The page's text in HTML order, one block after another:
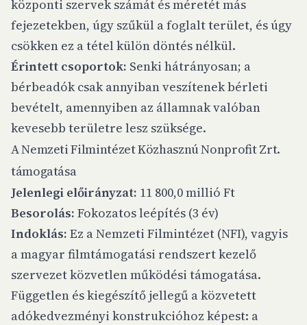
központi szervek számát és méretét más
fejezetekben, úgy szűkül a foglalt terület, és úgy
csökken ez a tétel külön döntés nélkül.
Érintett csoportok: Senki hátrányosan; a
bérbeadók csak annyiban veszítenek bérleti
bevételt, amennyiben az államnak valóban
kevesebb területre lesz szüksége.
A Nemzeti Filmintézet Közhasznú Nonprofit Zrt.
támogatása
Jelenlegi előirányzat: 11 800,0 millió Ft
Besorolás: Fokozatos leépítés (3 év)
Indoklás: Ez a Nemzeti Filmintézet (NFI), vagyis
a magyar filmtámogatási rendszert kezelő
szervezet közvetlen működési támogatása.
Független és kiegészítő jellegű a közvetett
adókedvezményi konstrukcióhoz képest: a